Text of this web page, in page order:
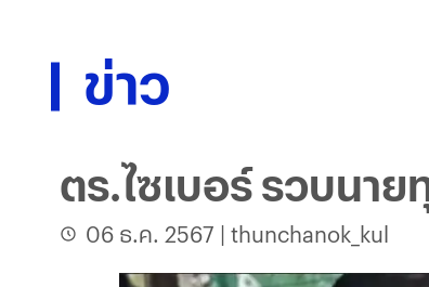
ข่าว
ตร.ไซเบอร์ รวบนา
06 ธ.ค. 2567 | thunchanok_kul